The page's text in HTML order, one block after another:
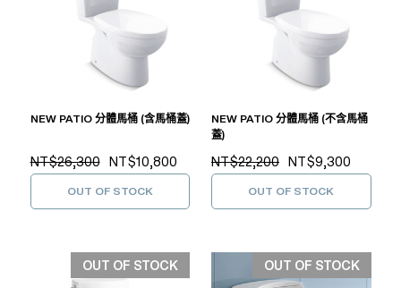
NEW PATIO 分體馬桶 (含馬桶蓋)
NT$26,300 NT$10,800
OUT OF STOCK
NEW PATIO 分體馬桶 (不含馬桶
蓋)
NT$22,200 NT$9,300
OUT OF STOCK
OUT OF STOCK OUT OF STOCK